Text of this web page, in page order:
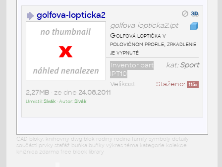
golfova-lopticka2
golfova-lopticka2.ipt
Golfová loptička v
polovičnom profile, zrkadlenie
je vypnuté
kat:Sport
Inventor part
IPT10
Staženo: 115x
Velikost
2,27MB• ze dne 24.08.2011
Umístil:Sivák• Autor:Sivák
CAD bloky: knihovny dwg blok rodiny rodina family symboly detaily
součásti prvky stafáž buňka buňky výkres téma kategorie kolekce
knižnica zdarma free block library